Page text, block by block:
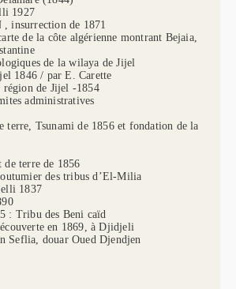
1927
insurrection de 1871
de la côte algérienne montrant Bejaia,
de la wilaya de Jijel
1846 / par E. Carette
région de Jijel -1854
administratives
terre, Tsunami de 1856 et fondation de la
terre de 1856
des tribus d’El-Milia
1837
: Tribu des Beni caïd
en 1869, à Djidjeli
Seflia, douar Oued Djendjen